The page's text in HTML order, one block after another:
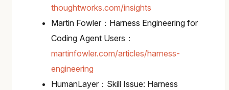
thoughtworks.com/insights
Martin Fowler：Harness Engineering for
Coding Agent Users：
martinfowler.com/articles/harness-
engineering
HumanLayer：Skill Issue: Harness